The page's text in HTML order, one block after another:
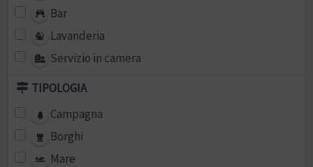
Bar
Lavanderia
Servizio in camera
TIPOLOGIA
Campagna
Borghi
Mare